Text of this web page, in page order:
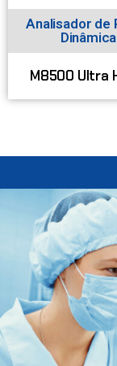
Analisador de
Dinâmica
M8500 Ultra